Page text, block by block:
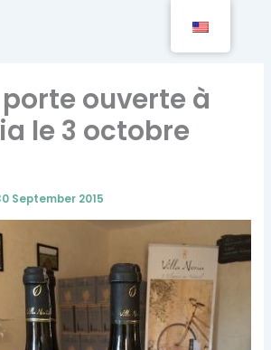
ouverte à
le 3 octobre
September 2015